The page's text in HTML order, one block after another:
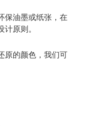
保油墨或纸张，在
原则。
原的颜色，我们可